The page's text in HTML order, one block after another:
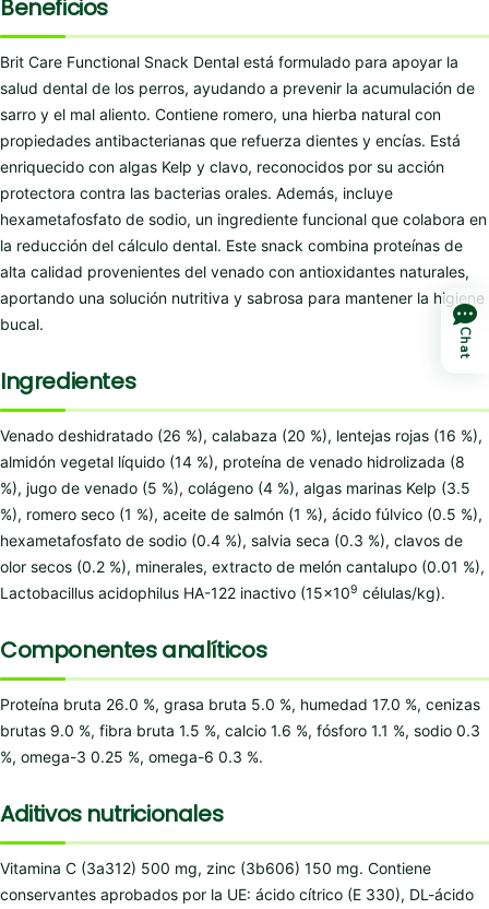
Beneficios
Brit Care Functional Snack Dental está formulado para apoyar la
salud dental de los perros, ayudando a prevenir la acumulación de
sarro y el mal aliento. Contiene romero, una hierba natural con
propiedades antibacterianas que refuerza dientes y encías. Está
enriquecido con algas Kelp y clavo, reconocidos por su acción
protectora contra las bacterias orales. Además, incluye
hexametafosfato de sodio, un ingrediente funcional que colabora en
la reducción del cálculo dental. Este snack combina proteínas de
alta calidad provenientes del venado con antioxidantes naturales,
aportando una solución nutritiva y sabrosa para mantener la higiene
bucal.
Ingredientes
Venado deshidratado (26 %), calabaza (20 %), lentejas rojas (16 %),
almidón vegetal líquido (14 %), proteína de venado hidrolizada (8
%), jugo de venado (5 %), colágeno (4 %), algas marinas Kelp (3.5
%), romero seco (1 %), aceite de salmón (1 %), ácido fúlvico (0.5 %),
hexametafosfato de sodio (0.4 %), salvia seca (0.3 %), clavos de
olor secos (0.2 %), minerales, extracto de melón cantalupo (0.01 %),
Lactobacillus acidophilus HA-122 inactivo (15×109 células/kg).
Componentes analíticos
Proteína bruta 26.0 %, grasa bruta 5.0 %, humedad 17.0 %, cenizas
brutas 9.0 %, fibra bruta 1.5 %, calcio 1.6 %, fósforo 1.1 %, sodio 0.3
%, omega-3 0.25 %, omega-6 0.3 %.
Aditivos nutricionales
Vitamina C (3a312) 500 mg, zinc (3b606) 150 mg. Contiene
conservantes aprobados por la UE: ácido cítrico (E 330), DL-ácido
Chat